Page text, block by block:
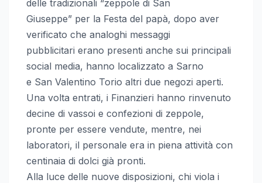
delle tradizionali “zeppole di San
Giuseppe” per la Festa del papà, dopo aver
verificato che analoghi messaggi
pubblicitari erano presenti anche sui principali
social media, hanno localizzato a Sarno
e San Valentino Torio altri due negozi aperti.
Una volta entrati, i Finanzieri hanno rinvenuto
decine di vassoi e confezioni di zeppole,
pronte per essere vendute, mentre, nei
laboratori, il personale era in piena attività con
centinaia di dolci già pronti.
Alla luce delle nuove disposizioni, chi viola i